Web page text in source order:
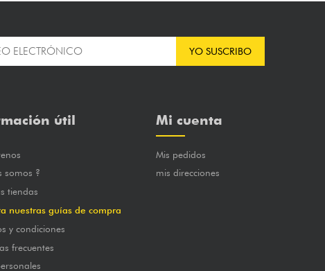
YO SUSCRIBO
útil
somos ?
tiendas
nuestras guías de compra
y condiciones
frecuentes
Mi cuenta
Mis pedidos
mis direcciones